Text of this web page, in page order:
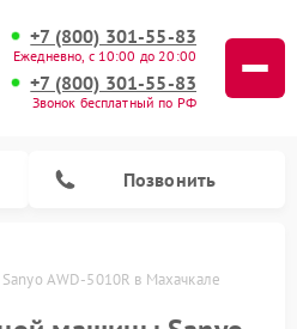
+7 (800) 301-55-83
Ежедневно, с 10:00 до 20:00
+7 (800) 301-55-83
Звонок бесплатный по РФ
Позвонить
AWD-5010R в Махачкале